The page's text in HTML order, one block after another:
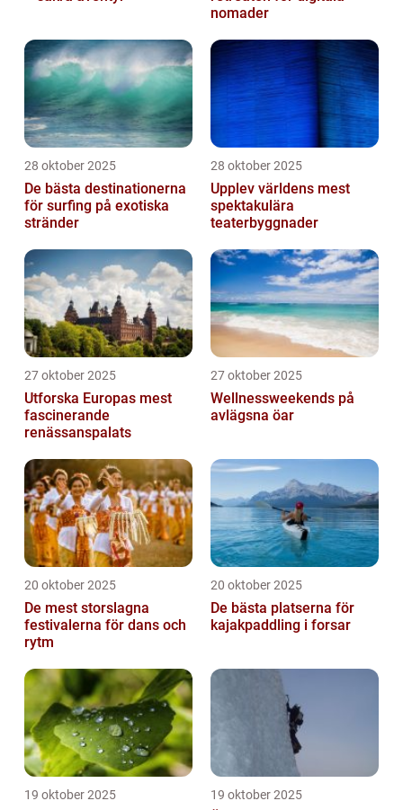
nomader
28 oktober 2025
De bästa destinationerna
för surfing på exotiska
stränder
28 oktober 2025
Upplev världens mest
spektakulära
teaterbyggnader
27 oktober 2025
Utforska Europas mest
fascinerande
renässanspalats
27 oktober 2025
Wellnessweekends på
avlägsna öar
20 oktober 2025
De mest storslagna
festivalerna för dans och
rytm
20 oktober 2025
De bästa platserna för
kajakpaddling i forsar
19 oktober 2025 19 oktober 2025